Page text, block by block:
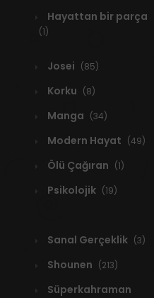
Hayattan bir parça
(1)
Josei (85)
Korku (8)
Manga (34)
Modern Hayat (49)
Ölü Çağıran (1)
Psikolojik (19)
Sanal Gerçeklik (3)
Shounen (213)
Süperkahraman